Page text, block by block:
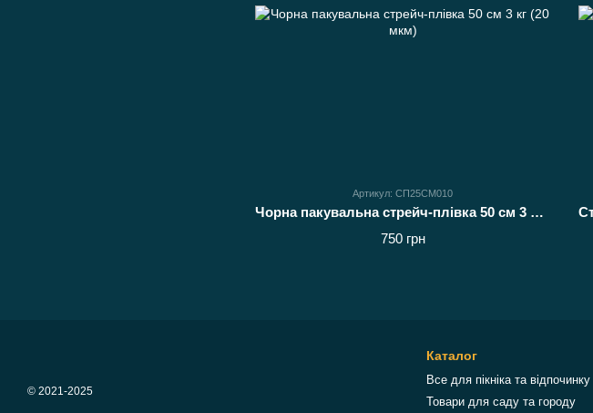
Артикул: СП25СМ010
Чорна пакувальна стрейч-плівка 50 см 3 кг (20 мкм)
750 грн
© 2021-2025
Каталог
Все для пікніка та відпочинку
Товари для саду та городу